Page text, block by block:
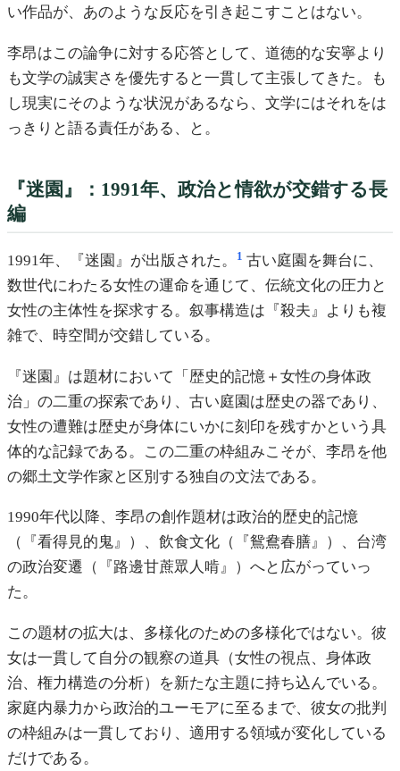
い作品が、あのような反応を引き起こすことはない。
李昂はこの論争に対する応答として、道徳的な安寧より
も文学の誠実さを優先すると一貫して主張してきた。も
し現実にそのような状況があるなら、文学にはそれをは
っきりと語る責任がある、と。
『迷園』：1991年、政治と情欲が交錯する長
編
1991年、『迷園』が出版された。 1 古い庭園を舞台に、
数世代にわたる女性の運命を通じて、伝統文化の圧力と
女性の主体性を探求する。叙事構造は『殺夫』よりも複
雑で、時空間が交錯している。
『迷園』は題材において「歴史的記憶＋女性の身体政
治」の二重の探索であり、古い庭園は歴史の器であり、
女性の遭難は歴史が身体にいかに刻印を残すかという具
体的な記録である。この二重の枠組みこそが、李昂を他
の郷土文学作家と区別する独自の文法である。
1990年代以降、李昂の創作題材は政治的歴史的記憶
（『看得見的鬼』）、飲食文化（『鴛鴦春膳』）、台湾
の政治変遷（『路邊甘蔗眾人啃』）へと広がっていっ
た。
この題材の拡大は、多様化のための多様化ではない。彼
女は一貫して自分の観察の道具（女性の視点、身体政
治、権力構造の分析）を新たな主題に持ち込んでいる。
家庭内暴力から政治的ユーモアに至るまで、彼女の批判
の枠組みは一貫しており、適用する領域が変化している
だけである。